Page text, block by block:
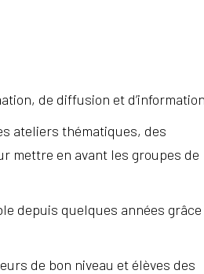
de diffusion et
ateliers thématiques, des
mettre en avant les groupes de
depuis quelques années grâce
de bon niveau et élèves des